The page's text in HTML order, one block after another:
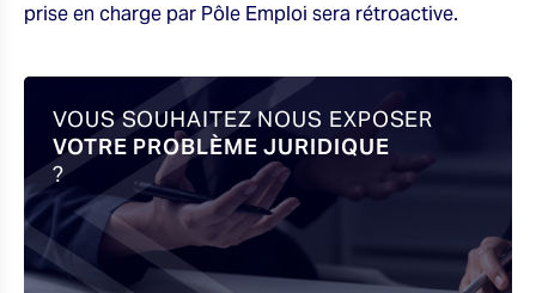
prise en charge par Pôle Emploi sera rétroactive.
VOUS SOUHAITEZ NOUS EXPOSER
VOTRE PROBLÈME JURIDIQUE
?